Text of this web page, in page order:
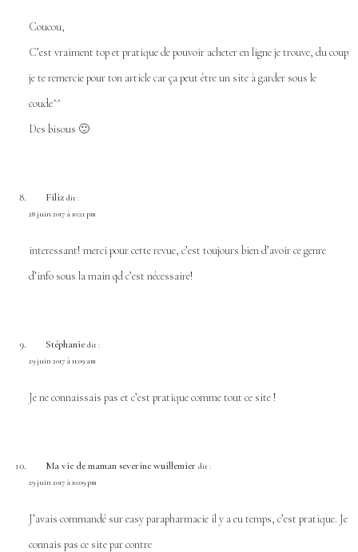
Coucou,
C’est vraiment top et pratique de pouvoir acheter en ligne je trouve, du coup
je te remercie pour ton article car ça peut être un site à garder sous le
coude^^
Des bisous 🙂
Filiz dit :
28 juin 2017 à 10:21 pm
interessant! merci pour cette revue, c’est toujours bien d’avoir ce genre
d’info sous la main qd c’est nécessaire!
Stéphanie dit :
29 juin 2017 à 11:09 am
Je ne connaissais pas et c’est pratique comme tout ce site !
Ma vie de maman severine wuillemier dit :
29 juin 2017 à 10:09 pm
J’avais commandé sur easy parapharmacie il y a eu temps, c’est pratique. Je
connais pas ce site par contre